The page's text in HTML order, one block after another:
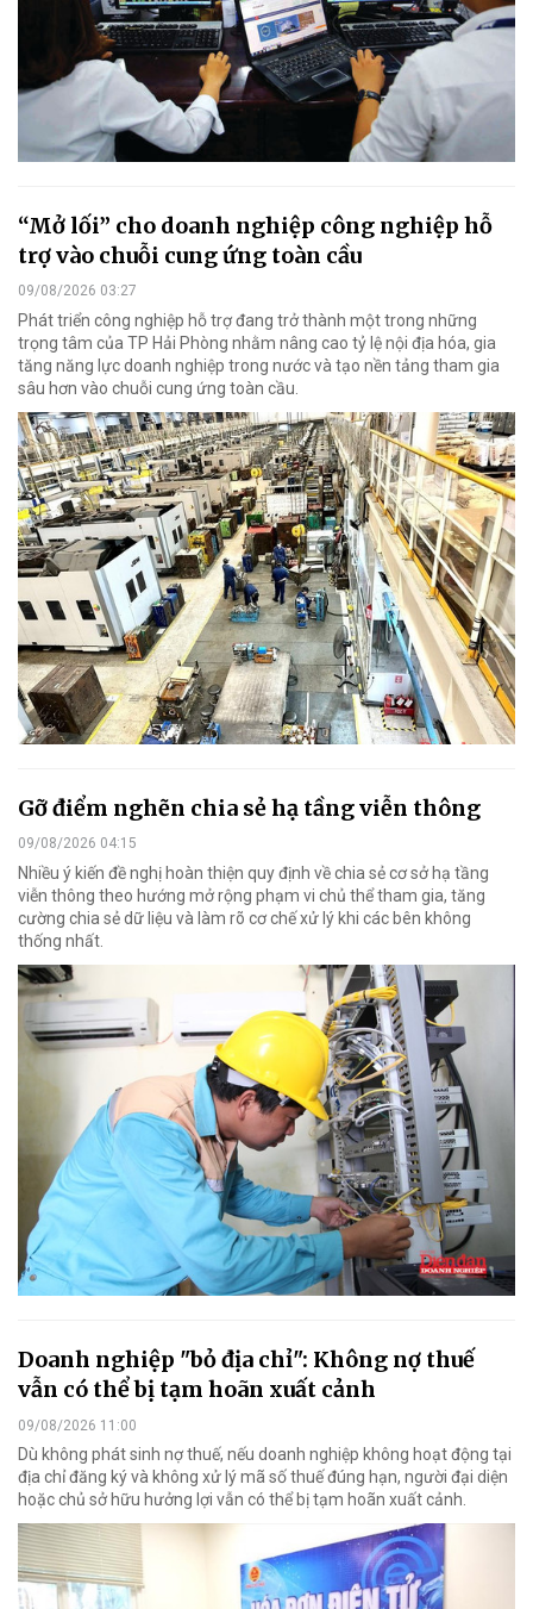
“Mở lối” cho doanh nghiệp công nghiệp hỗ
trợ vào chuỗi cung ứng toàn cầu
09/08/2026 03:27
Phát triển công nghiệp hỗ trợ đang trở thành một trong những
trọng tâm của TP Hải Phòng nhằm nâng cao tỷ lệ nội địa hóa, gia
tăng năng lực doanh nghiệp trong nước và tạo nền tảng tham gia
sâu hơn vào chuỗi cung ứng toàn cầu.
Gỡ điểm nghẽn chia sẻ hạ tầng viễn thông
09/08/2026 04:15
Nhiều ý kiến đề nghị hoàn thiện quy định về chia sẻ cơ sở hạ tầng
viễn thông theo hướng mở rộng phạm vi chủ thể tham gia, tăng
cường chia sẻ dữ liệu và làm rõ cơ chế xử lý khi các bên không
thống nhất.
Doanh nghiệp "bỏ địa chỉ": Không nợ thuế
vẫn có thể bị tạm hoãn xuất cảnh
09/08/2026 11:00
Dù không phát sinh nợ thuế, nếu doanh nghiệp không hoạt động tại
địa chỉ đăng ký và không xử lý mã số thuế đúng hạn, người đại diện
hoặc chủ sở hữu hưởng lợi vẫn có thể bị tạm hoãn xuất cảnh.